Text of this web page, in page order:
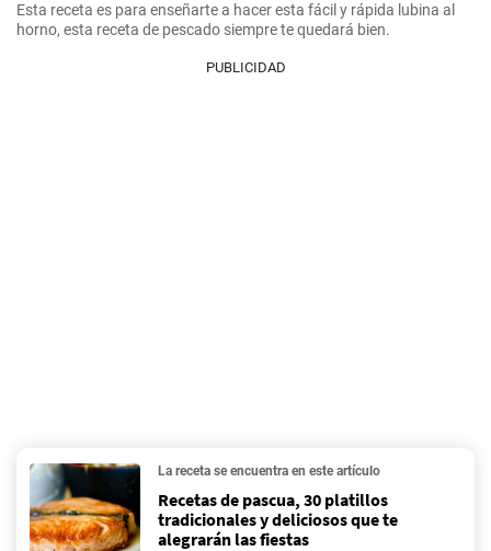
Esta receta es para enseñarte a hacer esta fácil y rápida lubina al
horno, esta receta de pescado siempre te quedará bien.
PUBLICIDAD
La receta se encuentra en este artículo
Recetas de pascua, 30 platillos
tradicionales y deliciosos que te
alegrarán las fiestas